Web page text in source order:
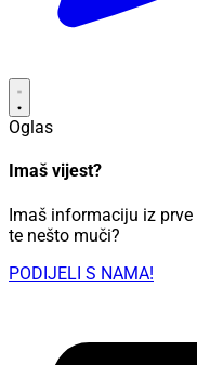
Oglas
Imaš vijest?
Imaš informaciju iz
te nešto muči?
PODIJELI S NAMA!